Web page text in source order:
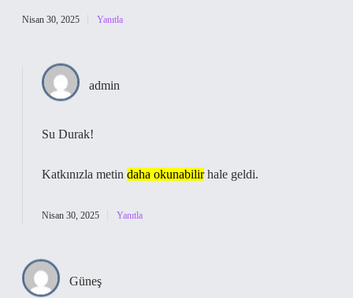
Nisan 30, 2025 Yanıtla
admin
Su Durak!
Katkınızla metin daha okunabilirhale geldi.
Nisan 30, 2025 Yanıtla
Güneş